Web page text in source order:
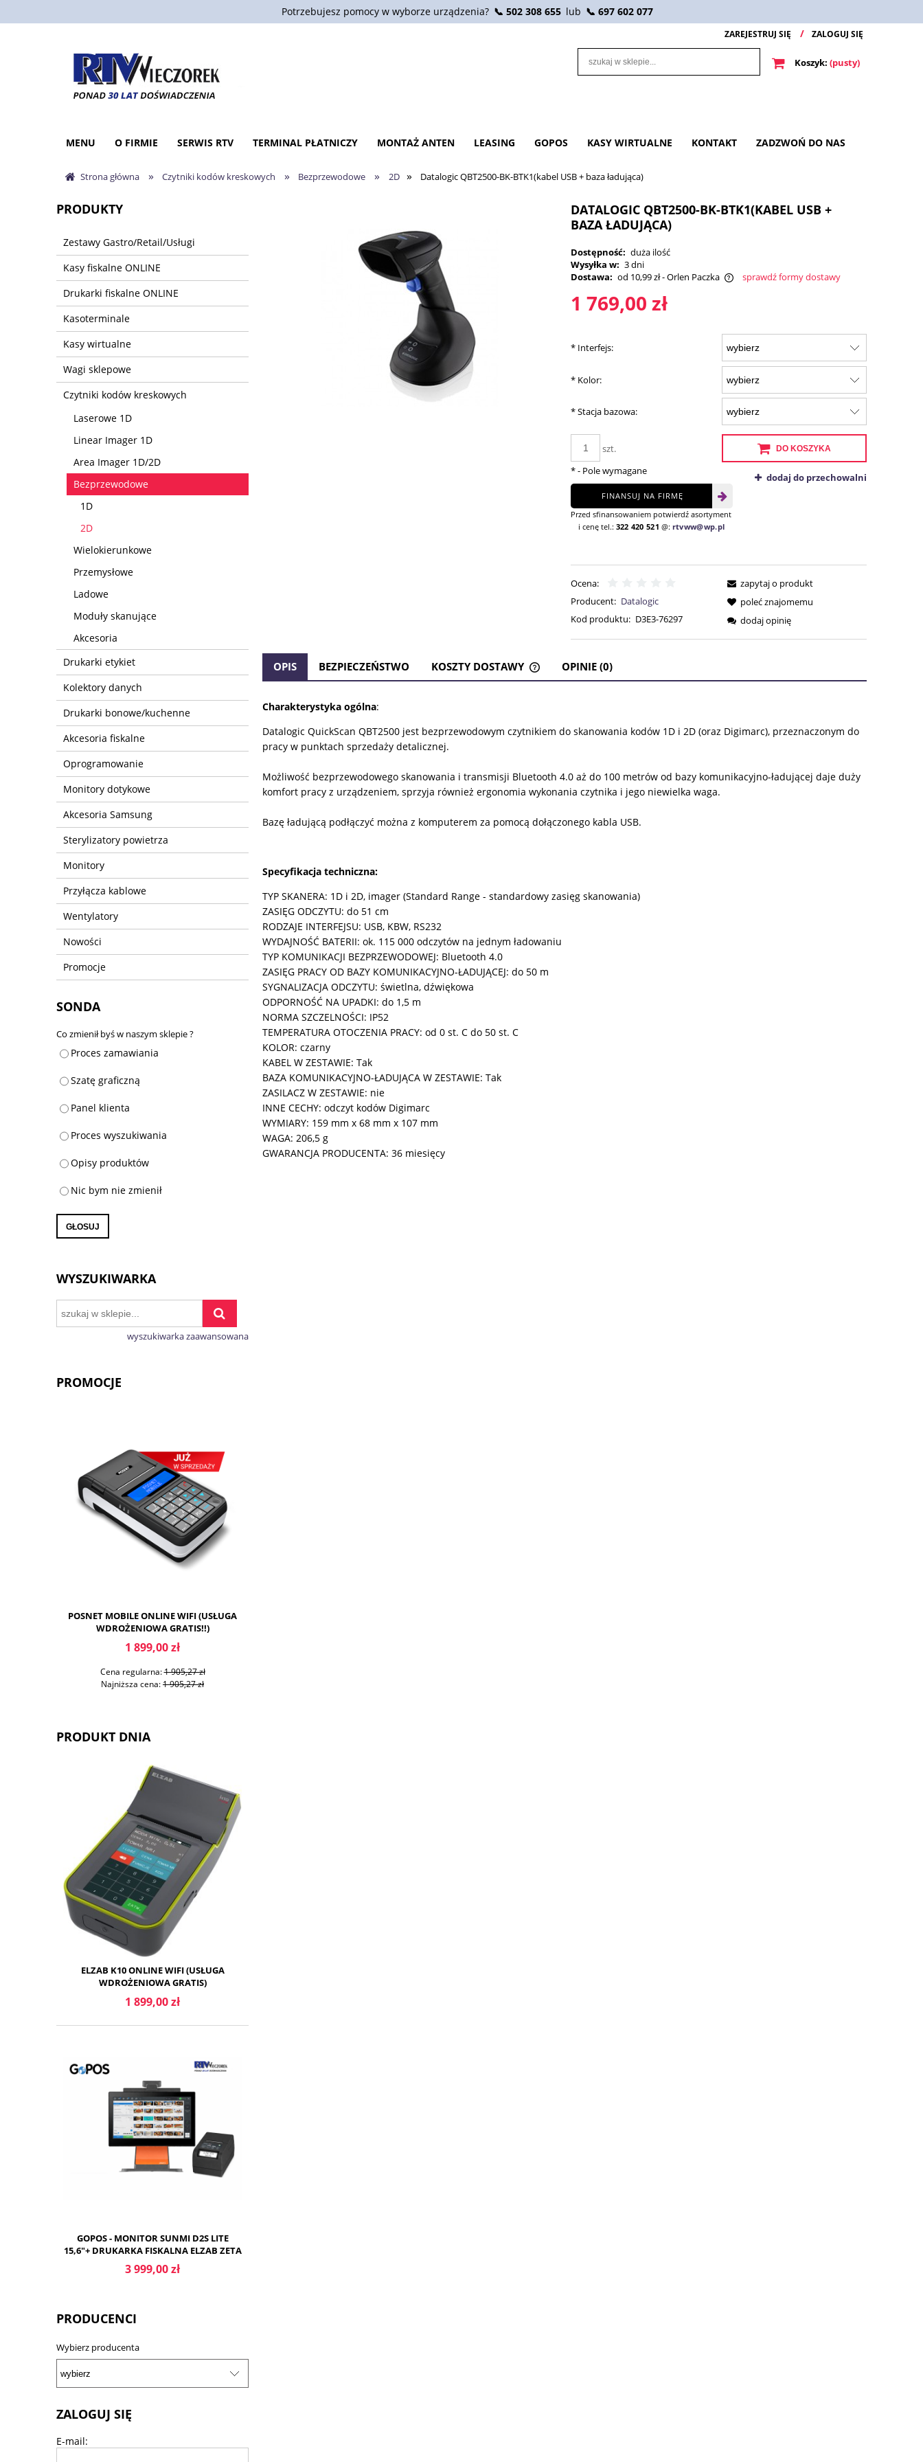
Potrzebujesz pomocy w wyborze urządzenia? 📞 502 308 655 lub 📞 697 602 077
ZAREJESTRUJ SIĘ ZALOGUJ SIĘ
Koszyk: (pusty)
MENU O FIRMIE SERWIS RTV TERMINAL PŁATNICZY MONTAŻ ANTEN LEASING GOPOS KASY WIRTUALNE KONTAKT ZADZWOŃ DO NAS
Strona główna » Czytniki kodów kreskowych » Bezprzewodowe » 2D » Datalogic QBT2500-BK-BTK1(kabel USB + baza ładująca)
PRODUKTY
Zestawy Gastro/Retail/Usługi
Kasy fiskalne ONLINE
Drukarki fiskalne ONLINE
Kasoterminale
Kasy wirtualne
Wagi sklepowe
Czytniki kodów kreskowych
Laserowe 1D
Linear Imager 1D
Area Imager 1D/2D
Bezprzewodowe
1D
2D
Wielokierunkowe
Przemysłowe
Ladowe
Moduły skanujące
Akcesoria
Drukarki etykiet
Kolektory danych
Drukarki bonowe/kuchenne
Akcesoria fiskalne
Oprogramowanie
Monitory dotykowe
Akcesoria Samsung
Sterylizatory powietrza
Monitory
Przyłącza kablowe
Wentylatory
Nowości
Promocje
SONDA
Co zmienił byś w naszym sklepie ?
Proces zamawiania
Szatę graficzną
Panel klienta
Proces wyszukiwania
Opisy produktów
Nic bym nie zmienił
GŁOSUJ
WYSZUKIWARKA
wyszukiwarka zaawansowana
PROMOCJE
POSNET MOBILE ONLINE WIFI (USŁUGA
WDROŻENIOWA GRATIS!!)
1 899,00 zł
Cena regularna:1 905,27 zł
Najniższa cena:1 905,27 zł
PRODUKT DNIA
ELZAB K10 ONLINE WIFI (USŁUGA
WDROŻENIOWA GRATIS)
1 899,00 zł
DO KOSZYKA
GOPOS - MONITOR SUNMI D2S LITE
15,6"+ DRUKARKA FISKALNA ELZAB ZETA
ONLINE
3 999,00 zł
DO KOSZYKA
PRODUCENCI
Wybierz producenta
ZALOGUJ SIĘ
E-mail:
DATALOGIC QBT2500-BK-BTK1(KABEL USB +
BAZA ŁADUJĄCA)
Dostępność: duża ilość
Wysyłka w: 3 dni
Dostawa: od 10,99 zł- Orlen Paczka
Cena nie zawiera ewentualnych kosztów
sprawdź formy dostawy
1 769,00 zł
* Interfejs:
* Kolor:
*Stacja bazowa:
szt. DO KOSZYKA
dodaj do przechowalni
*- Pole wymagane
FINANSUJ NA FIRMĘ
Przed sfinansowaniem potwierdź asortyment
i cenę tel.: 322 420 521 @: rtvww@wp.pl
Ocena:
Producent: Datalogic
Kod produktu: D3E3-76297
zapytaj o produkt
poleć znajomemu
dodaj opinię
OPIS BEZPIECZEŃSTWO KOSZTY DOSTAWY OPINIE (0)
Charakterystyka ogólna:
Datalogic QuickScan QBT2500 jest bezprzewodowym czytnikiem do skanowania kodów 1D i 2D (oraz Digimarc), przeznaczonym do
pracy w punktach sprzedaży detalicznej.
Możliwość bezprzewodowego skanowania i transmisji Bluetooth 4.0 aż do 100 metrów od bazy komunikacyjno-ładującej daje duży
komfort pracy z urządzeniem, sprzyja również ergonomia wykonania czytnika i jego niewielka waga.
Bazę ładującą podłączyć można z komputerem za pomocą dołączonego kabla USB.
Specyfikacja techniczna:
TYP SKANERA: 1D i 2D, imager (Standard Range - standardowy zasięg skanowania)
ZASIĘG ODCZYTU: do 51 cm
RODZAJE INTERFEJSU: USB, KBW, RS232
WYDAJNOŚĆ BATERII: ok. 115 000 odczytów na jednym ładowaniu
TYP KOMUNIKACJI BEZPRZEWODOWEJ: Bluetooth 4.0
ZASIĘG PRACY OD BAZY KOMUNIKACYJNO-ŁADUJĄCEJ: do 50 m
SYGNALIZACJA ODCZYTU: świetlna, dźwiękowa
ODPORNOŚĆ NA UPADKI: do 1,5 m
NORMA SZCZELNOŚCI: IP52
TEMPERATURA OTOCZENIA PRACY: od 0 st. C do 50 st. C
KOLOR: czarny
KABEL W ZESTAWIE: Tak
BAZA KOMUNIKACYJNO-ŁADUJĄCA W ZESTAWIE: Tak
ZASILACZ W ZESTAWIE: nie
INNE CECHY: odczyt kodów Digimarc
WYMIARY: 159 mm x 68 mm x 107 mm
WAGA: 206,5 g
GWARANCJA PRODUCENTA: 36 miesięcy